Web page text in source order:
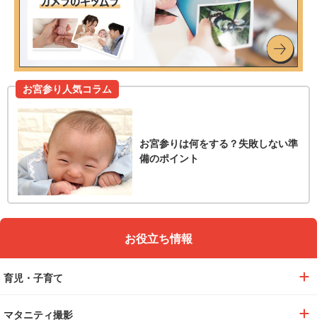
お宮参り人気コラム
お宮参りは何をする？失敗しない準
備のポイント
お役立ち情報
育児・子育て
マタニティ撮影